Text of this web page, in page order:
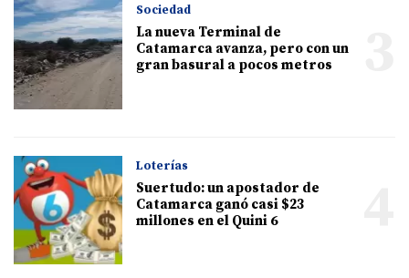
Sociedad
La nueva Terminal de
Catamarca avanza, pero con un
gran basural a pocos metros
Loterías
Suertudo: un apostador de
Catamarca ganó casi $23
millones en el Quini 6